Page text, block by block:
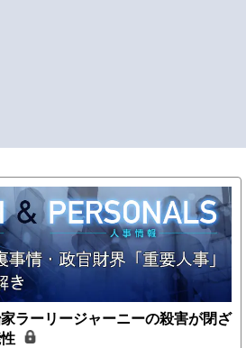
ラーリージャーニーの殺害が閉ざ